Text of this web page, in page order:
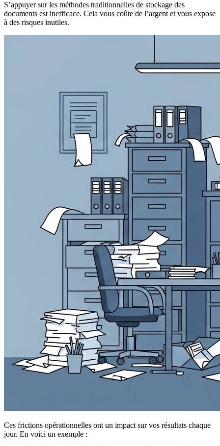
S’appuyer sur les méthodes traditionnelles de stockage des
documents est inefficace. Cela vous coûte de l’argent et vous expose
à des risques inutiles.
Ces frictions opérationnelles ont un impact sur vos résultats chaque
jour. En voici un exemple :